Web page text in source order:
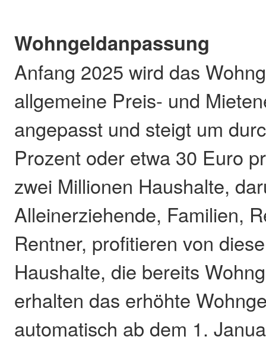
Wohngeldanpassung
Anfang 2025 wird das
allgemeine Preis- und
angepasst und steigt um
Prozent oder etwa 30 Euro
zwei Millionen Haushalte,
Alleinerziehende, Familien,
Rentner, profitieren von
Haushalte, die bereits
erhalten das erhöhte
automatisch ab dem 1.